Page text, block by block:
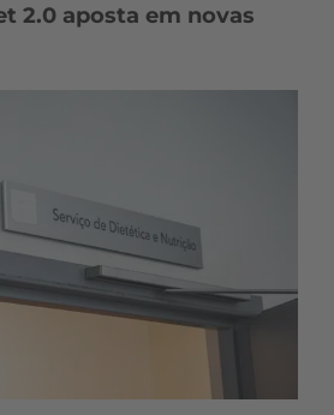
2.0 aposta em novas